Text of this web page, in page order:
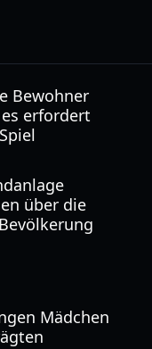
Bewohner
erfordert
über die
Mädchen